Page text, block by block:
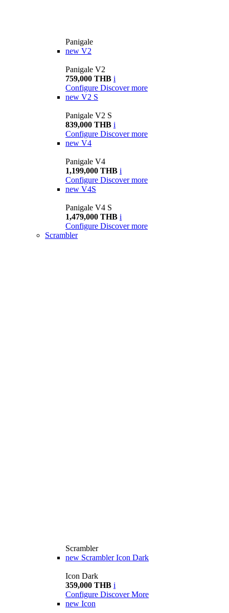
Panigale
new V2
Panigale V2
759,000 THB i
Configure Discover more
new V2 S
Panigale V2 S
839,000 THB i
Configure Discover more
new V4
Panigale V4
1,199,000 THB i
Configure Discover more
new V4S
Panigale V4 S
1,479,000 THB i
Configure Discover more
Scrambler
Scrambler
new Scrambler Icon Dark
Icon Dark
359,000 THB i
Configure Discover More
new Icon